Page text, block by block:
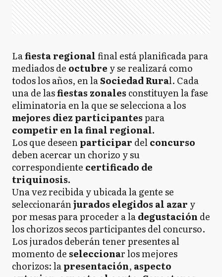
Lafiesta regionalfinal está planificada para
mediados de octubre y se realizará como
todos los años, en laSociedad Rural. Cada
una de lasfiestas zonales constituyen la fase
eliminatoria en la que se selecciona a los
mejores diez participantespara
competir en la final regional.
Los que deseenparticipar delconcurso
deben acercar un chorizo y su
correspondiente certificado de
triquinosis.
Una vez recibida y ubicada la gente se
seleccionaránjurados elegidos al azar y
por mesas para proceder a ladegustación de
los chorizos secos participantes del concurso.
Los jurados deberán tener presentes al
momento de seleccionar los mejores
chorizos: lapresentación, aspecto